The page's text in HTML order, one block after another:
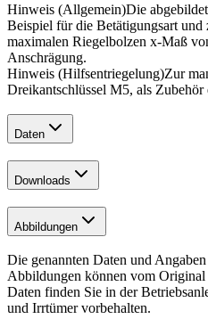
Hinweis (Allgemein)Die
Beispiel für die Betätigungsart und
maximalen Riegelbolzen x-Maß
Anschrägung.
Hinweis (Hilfsentriegelung)Zur
Dreikantschlüssel M5, als Zubehör
Daten
Downloads
Abbildungen
Die genannten Daten und
Abbildungen können vom Original
Daten finden Sie in der
und Irrtümer vorbehalten.